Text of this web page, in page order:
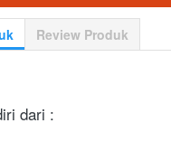
Review Produk
dari :